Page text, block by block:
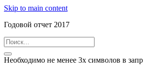
Skip to main content
Годовой отчет 2017
Необходимо не менее 3х символов в